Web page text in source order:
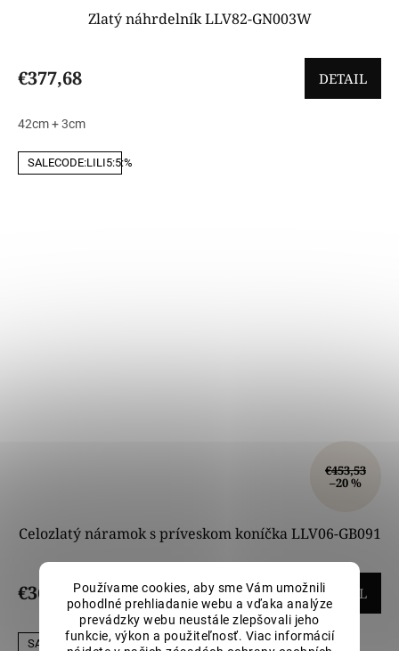
Používame cookies, aby sme Vám umožnili
pohodlné prehliadanie webu a vďaka analýze
prevádzky webu neustále zlepšovali jeho
funkcie, výkon a použiteľnosť. Viac informácií
Zlatý náhrdelník LLV82-GN003W
€377,68 DETAIL
42cm + 3cm
SALECODE:LILI5:5:%
€453,53
–20 %
Celozlatý náramok s príveskom koníčka LLV06-GB091
€362,82 DETAIL
SALECODE:LILI5:5:%